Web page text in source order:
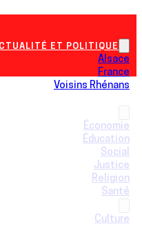
ET POLITIQUE
Alsace
France
Voisins Rhénans
Économie
Éducation
Social
Justice
Religion
Santé
Culture